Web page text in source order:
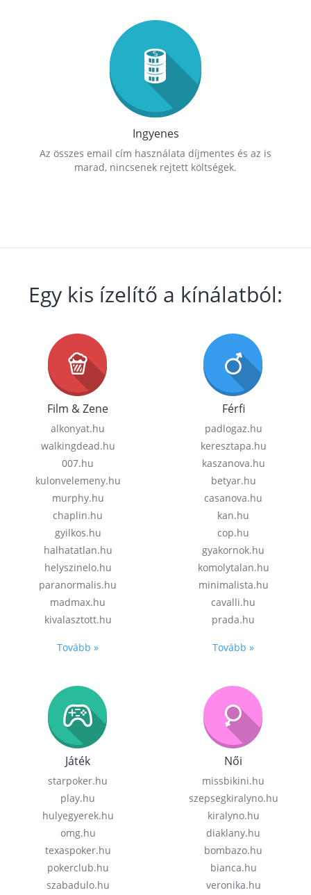
Ingyenes
Az összes email cím használata díjmentes és az is
marad, nincsenek rejtett költségek.
Egy kis ízelítő a kínálatból:
Film & Zene
alkonyat.hu
walkingdead.hu
007.hu
kulonvelemeny.hu
murphy.hu
chaplin.hu
gyilkos.hu
halhatatlan.hu
helyszinelo.hu
paranormalis.hu
madmax.hu
kivalasztott.hu
Tovább »
Férfi
padlogaz.hu
keresztapa.hu
kaszanova.hu
betyar.hu
casanova.hu
kan.hu
cop.hu
gyakornok.hu
komolytalan.hu
minimalista.hu
cavalli.hu
prada.hu
Tovább »
Játék
starpoker.hu
play.hu
hulyegyerek.hu
omg.hu
texaspoker.hu
pokerclub.hu
szabadulo.hu
Női
missbikini.hu
szepsegkiralyno.hu
kiralyno.hu
diaklany.hu
bombazo.hu
bianca.hu
veronika.hu